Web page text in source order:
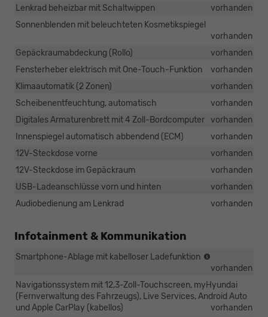
Lenkrad beheizbar mit Schaltwippen
vorhanden
Sonnenblenden mit beleuchteten Kosmetikspiegel
vorhanden
Gepäckraumabdeckung (Rollo)
vorhanden
Fensterheber elektrisch mit One-Touch-Funktion
vorhanden
Klimaautomatik (2 Zonen)
vorhanden
Scheibenentfeuchtung, automatisch
vorhanden
Digitales Armaturenbrett mit 4 Zoll-Bordcomputer vorhanden
Innenspiegel automatisch abbendend (ECM)
vorhanden
12V-Steckdose vorne
vorhanden
12V-Steckdose im Gepäckraum
vorhanden
USB-Ladeanschlüsse vorn und hinten
vorhanden
Audiobedienung am Lenkrad
vorhanden
Infotainment & Kommunikation
Smartphone-Ablage mit kabelloser Ladefunktion
für
Geräte,
die
den
vorhanden
Navigationssystem mit 12,3-Zoll-Touchscreen, myHyundai
(Fernverwaltung des Fahrzeugs), Live Services, Android Auto
und Apple CarPlay (kabellos)
vorhanden